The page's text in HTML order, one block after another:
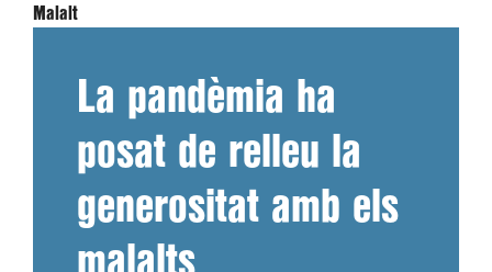
Malalt
La pandèmia ha
posat de relleu la
generositat amb els
malalts